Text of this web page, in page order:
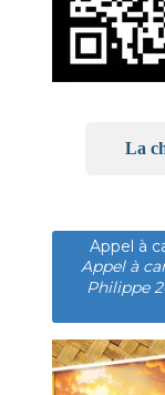
La
Appel à
Appel à
Philippe